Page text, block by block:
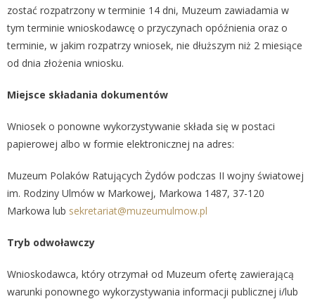
zostać rozpatrzony w terminie 14 dni, Muzeum zawiadamia w
tym terminie wnioskodawcę o przyczynach opóźnienia oraz o
terminie, w jakim rozpatrzy wniosek, nie dłuższym niż 2 miesiące
od dnia złożenia wniosku.
Miejsce składania dokumentów
Wniosek o ponowne wykorzystywanie składa się w postaci
papierowej albo w formie elektronicznej na adres:
Muzeum Polaków Ratujących Żydów podczas II wojny światowej
im. Rodziny Ulmów w Markowej, Markowa 1487, 37-120
Markowa lub sekretariat@muzeumulmow.pl
Tryb odwoławczy
Wnioskodawca, który otrzymał od Muzeum ofertę zawierającą
warunki ponownego wykorzystywania informacji publicznej i/lub